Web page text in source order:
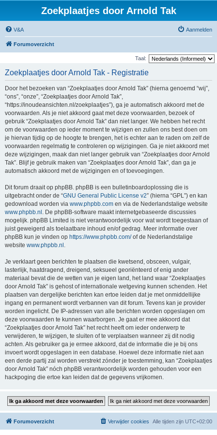
Zoekplaatjes door Arnold Tak
V&A Aanmelden
Forumoverzicht
Taal:
Zoekplaatjes door Arnold Tak - Registratie
Door het bezoeken van “Zoekplaatjes door Arnold Tak” (hierna genoemd “wij”,
“ons”, “onze”, “Zoekplaatjes door Arnold Tak”,
“https://inoudeansichten.nl/zoekplaatjes”), ga je automatisch akkoord met de
voorwaarden. Als je niet akkoord gaat met deze voorwaarden, bezoek of
gebruik “Zoekplaatjes door Arnold Tak” dan niet langer. We hebben het recht
om de voorwaarden op ieder moment te wijzigen en zullen ons best doen om
je hiervan tijdig op de hoogte te brengen, het is echter aan te raden om zelf de
voorwaarden regelmatig te controleren op wijzigingen. Ga je niet akkoord met
deze wijzigingen, maak dan niet langer gebruik van “Zoekplaatjes door Arnold
Tak”. Blijf je gebruik maken van “Zoekplaatjes door Arnold Tak”, dan ga je
automatisch akkoord met de wijzigingen en of toevoegingen.
Dit forum draait op phpBB. phpBB is een bulletinboardoplossing die is
uitgebracht onder de “GNU General Public License v2” (hierna “GPL”) en kan
gedownload worden via www.phpbb.com en via de Nederlandstalige website
www.phpbb.nl . De phpBB-software maakt internetgebaseerde discussies
mogelijk. phpBB Limited is niet verantwoordelijk voor wat wordt toegestaan of
juist geweigerd als toelaatbare inhoud en/of gedrag. Meer informatie over
phpBB kun je vinden op https://www.phpbb.com/of de Nederlandstalige
website www.phpbb.nl .
Je verklaart geen berichten te plaatsen die kwetsend, obsceen, vulgair,
lasterlijk, haatdragend, dreigend, seksueel georiënteerd of enig ander
materiaal bevat die de wetten van je eigen land, het land waar “Zoekplaatjes
door Arnold Tak” is gehost of internationale wetgeving kunnen schenden. Het
plaatsen van dergelijke berichten kan ertoe leiden dat je met onmiddellijke
ingang en permanent wordt verbannen van dit forum. Tevens kan je provider
worden ingelicht. De IP-adressen van alle berichten worden opgeslagen om
deze voorwaarden te kunnen waarborgen. Je gaat er mee akkoord dat
“Zoekplaatjes door Arnold Tak” het recht heeft om ieder onderwerp te
verwijderen, te wijzigen, te sluiten of te verplaatsen wanneer zij dit nodig
achten. Als gebruiker ga je ermee akkoord, dat de informatie die je bij ons
invoert wordt opgeslagen in een database. Hoewel deze informatie niet aan
een derde partij zal worden verstrekt zónder je toestemming, kan “Zoekplaatjes
door Arnold Tak” nóch phpBB verantwoordelijk worden gehouden voor een
hackpoging die ertoe kan leiden dat de gegevens vrijkomen.
Forumoverzicht Alle tijden zijn UTC+02:00
Verwijder cookies